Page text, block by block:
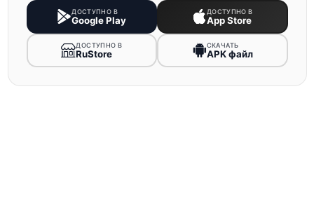
ДОСТУПНО В
Google Play
ДОСТУПНО В
App Store
ДОСТУПНО В
RuStore
СКАЧАТЬ
APK файл